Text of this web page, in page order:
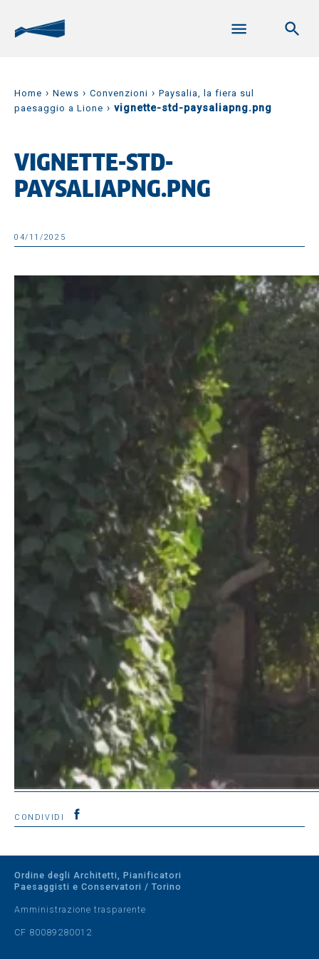
Home › News › Convenzioni › Paysalia, la fiera sul
paesaggio a Lione › vignette-std-paysaliapng.png
VIGNETTE-STD-
PAYSALIAPNG.PNG
04/11/2025
CONDIVIDI
Ordine degli Architetti, Pianificatori
Paesaggisti e Conservatori / Torino
Amministrazione trasparente
CF 80089280012